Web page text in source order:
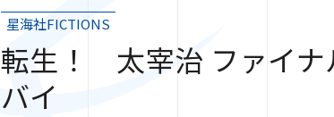
星海社FICTIONS
転生！ 太宰治 ファイ
バイ